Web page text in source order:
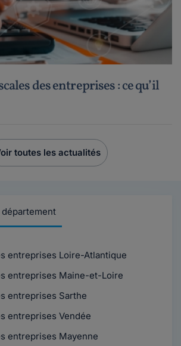
des entreprises : ce qu’il
toutes les actualités
entreprises Loire-Atlantique
entreprises Maine-et-Loire
entreprises Sarthe
entreprises Vendée
entreprises Mayenne